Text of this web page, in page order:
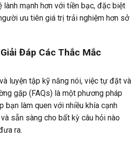
lành mạnh hơn với tiền bạc, đặc biệt
ưu tiên giá trị trải nghiệm hơn sở
Đáp Các Thắc Mắc
luyện tập kỹ năng nói, việc tự đặt và
gặp (FAQs) là một phương pháp
bạn làm quen với nhiều khía cạnh
sẵn sàng cho bất kỳ câu hỏi nào
ra.